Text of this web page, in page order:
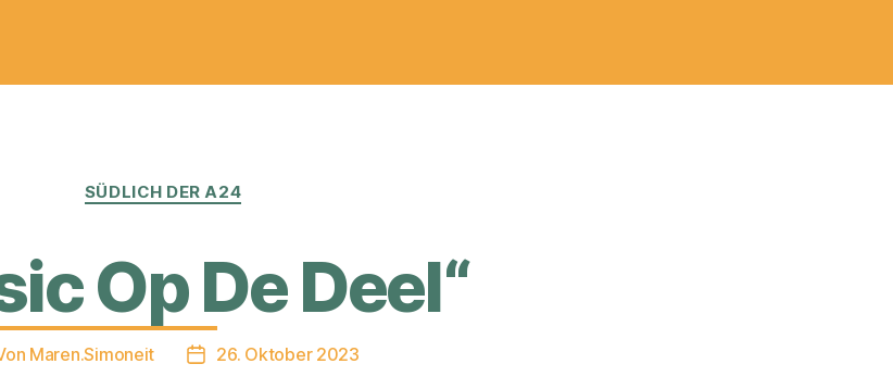
Kategorien
SÜDLICH DER A24
Op De Deel“
Maren.Simoneit Veröffentlichungsdatum
26. Oktober 2023